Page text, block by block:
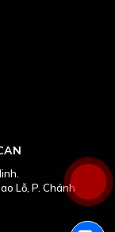
Lỗ, P. Chánh